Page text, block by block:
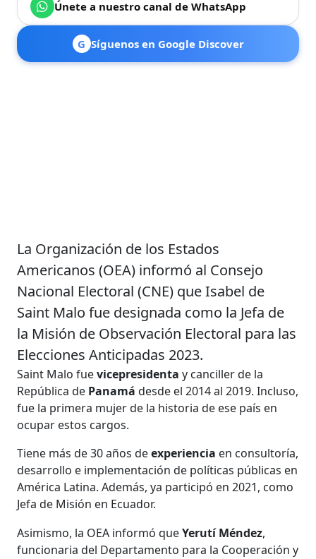
Únete a nuestro canal de WhatsApp
G Síguenos en Google Discover
La Organización de los Estados
Americanos (OEA) informó al Consejo
Nacional Electoral (CNE) que Isabel de
Saint Malo fue designada como la Jefa de
la Misión de Observación Electoral para las
Elecciones Anticipadas 2023.
Saint Malo fuevicepresidentay canciller de la
República de Panamá desde el 2014 al 2019. Incluso,
fue la primera mujer de la historia de ese país en
ocupar estos cargos.
Tiene más de 30 años deexperiencia en consultoría,
desarrollo e implementación de políticas públicas en
América Latina. Además, ya participó en 2021, como
Jefa de Misión en Ecuador.
Asimismo, la OEA informó queYerutí Méndez,
funcionaria del Departamento para la Cooperación y